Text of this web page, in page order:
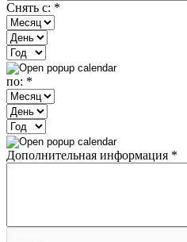
Снять с: *
Месяц
День
Год
по: *
Месяц
День
Год
Дополнительная информация *